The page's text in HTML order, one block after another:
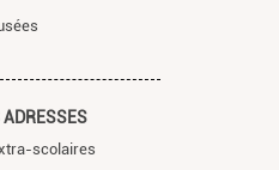
ADRESSES
scolaires